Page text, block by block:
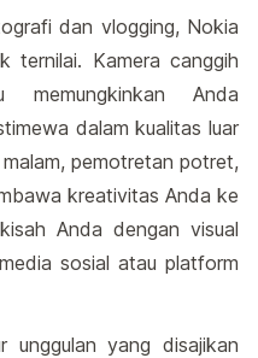
dan vlogging, Nokia
ternilai. Kamera canggih
memungkinkan Anda
dalam kualitas luar
pemotretan potret,
kreativitas Anda ke
Anda dengan visual
sosial atau platform
unggulan yang disajikan